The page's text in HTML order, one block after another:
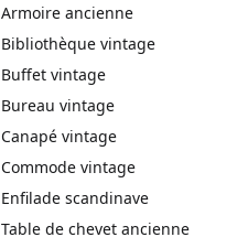
Armoire ancienne
Bibliothèque vintage
Buffet vintage
Bureau vintage
Canapé vintage
Commode vintage
Enfilade scandinave
Table de chevet ancienne